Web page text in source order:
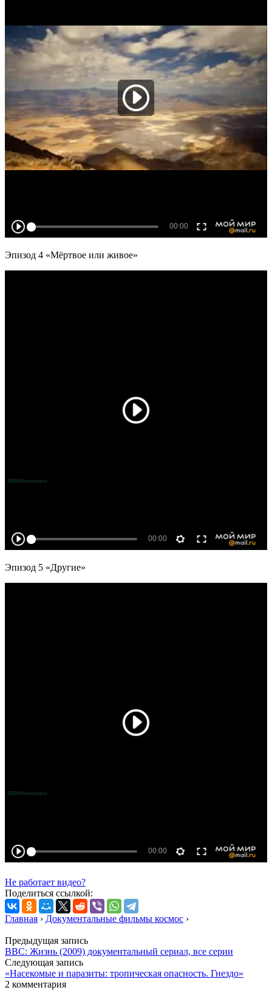
Эпизод 4 «Мёртвое или живое»
Эпизод 5 «Другие»
Не работает видео?
Поделиться ссылкой:
Главная › Документальные фильмы космос ›
Предыдущая запись
BBC: Жизнь (2009) документальный сериал, все серии
Следующая запись
«Насекомые и паразиты: тропическая опасность. Гнездо»
2 комментария